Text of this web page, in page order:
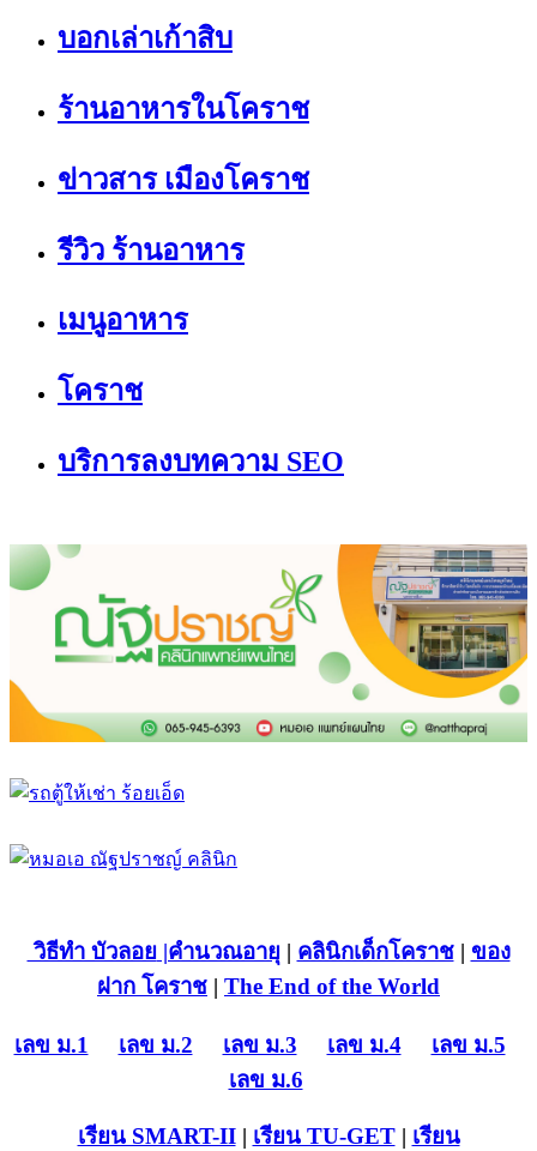
บอกเล่าเก้าสิบ
ร้านอาหารในโคราช
ข่าวสาร เมืองโคราช
รีวิว ร้านอาหาร
เมนูอาหาร
โคราช
บริการลงบทความ SEO
วิธีทำ บัวลอย |คำนวณอายุ | คลินิกเด็กโคราช| ของ
ฝาก โคราช | The End of the World
เลข ม.1 เลข ม.2 เลข ม.3 เลข ม.4
เลข ม.5
เลข ม.6
เรียน SMART-II| เรียน TU-GET| เรียน